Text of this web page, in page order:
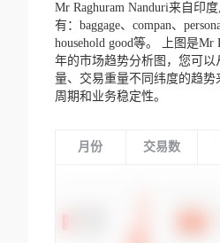
Mr Raghuram Nanduri来自印度,
有：baggage、compan、
household good等。
上图是Mr
年的市场趋势分析图，您可
量、交易重量不同纬度的趋
周期和业务稳定性。
月份 交易数